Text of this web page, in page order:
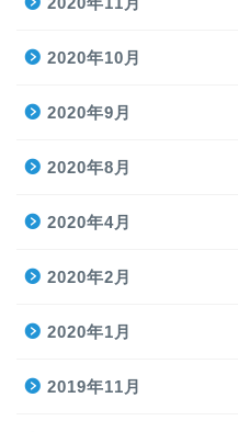
2020年10月
2020年9月
2020年8月
2020年4月
2020年2月
2020年1月
2019年11月